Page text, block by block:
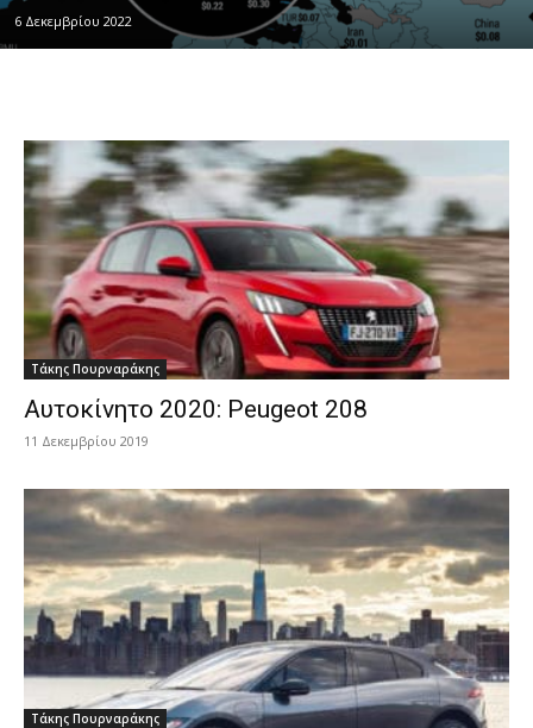
6 Δεκεμβρίου 2022
Τάκης Πουρναράκης
Αυτοκίνητο 2020: Peugeot 208
11 Δεκεμβρίου 2019
Τάκης Πουρναράκης